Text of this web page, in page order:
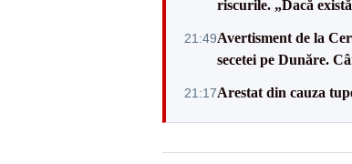
riscurile. „Dacă
21:49Avertisment de la
secetei pe Dunăre.
21:17Arestat din cauza